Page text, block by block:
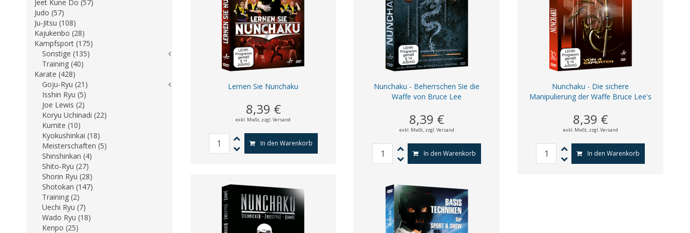
Lernen Sie Nunchaku
8,39 €
exkl. MwSt, zzgl. Versand
In den Warenkorb
Nunchaku - Beherrschen Sie die
Waffe von Bruce Lee
8,39 €
exkl. MwSt, zzgl. Versand
In den Warenkorb
Nunchaku - Die sichere
Manipulierung der Waffe Bruce Lee's
8,39 €
exkl. MwSt, zzgl. Versand
In den Warenkorb
Jeet Kune Do (57)
Judo (57)
Ju-Jitsu (108)
Kajukenbo (28)
Kampfsport (175)
Sonstige (135)
Training (40)
Karate (428)
Goju-Ryu (21)
Isshin Ryu (5)
Joe Lewis (2)
Koryu Uchinadi (22)
Kumite (10)
Kyokushinkai (18)
Meisterschaften (5)
Shinshinkan (4)
Shito-Ryu (27)
Shorin Ryu (28)
Shotokan (147)
Training (2)
Uechi Ryu (7)
Wado Ryu (18)
Kenpo (25)